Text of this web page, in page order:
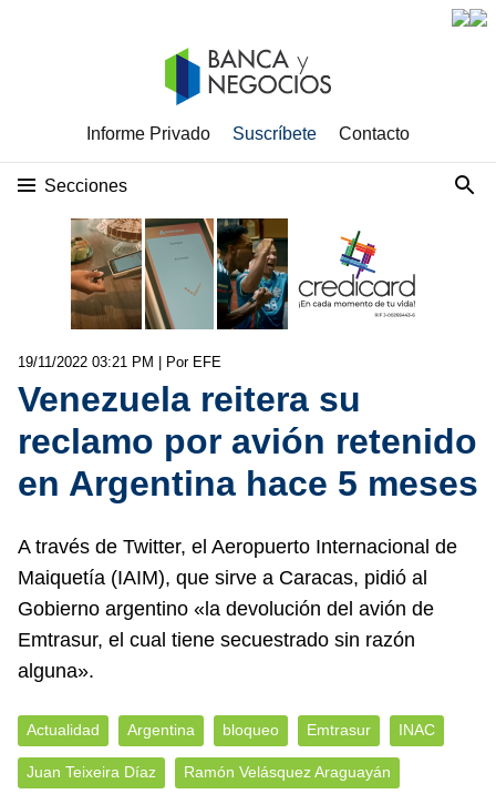
Informe Privado Suscríbete Contacto
Secciones
19/11/2022 03:21 PM | Por EFE
Venezuela reitera su
reclamo por avión retenido
en Argentina hace 5 meses
A través de Twitter, el Aeropuerto Internacional de
Maiquetía (IAIM), que sirve a Caracas, pidió al
Gobierno argentino «la devolución del avión de
Emtrasur, el cual tiene secuestrado sin razón
alguna».
Actualidad Argentina bloqueo Emtrasur INAC
Juan Teixeira Díaz Ramón Velásquez Araguayán